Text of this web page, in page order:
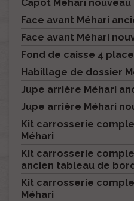
Capot Méhari
Face avant Méhari
Face avant Méhari
Fond de caisse 4
Habillage de dossier
Jupe arrière Méhari
Jupe arrière Méhari
Kit carrosserie
Méhari
Kit carrosserie
ancien tableau de
Kit carrosserie
Méhari